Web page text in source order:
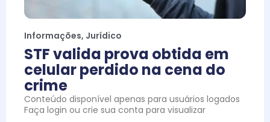
Informações, Jurídico
STF valida prova obtida em
celular perdido na cena do
crime
Conteúdo disponível apenas para usuários logados
Faça login ou crie sua conta para visualizar